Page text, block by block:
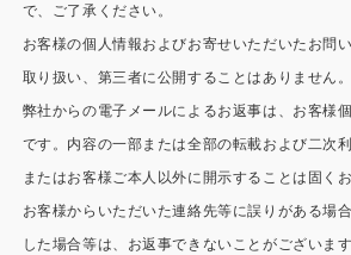
店舗
勉強部屋・子供部屋
休憩室・喫煙室
よくあ
その他
お問い
で、ご了承ください。
お客様の個人情報およびお寄せいただいたお問
取り扱い、第三者に公開することはありません。
弊社からの電子メールによるお返事は、お客様
です。内容の一部または全部の転載および二次利
またはお客様ご本人以外に開示することは固く
お客様からいただいた連絡先等に誤りがある場
した場合等は、お返事できないことがございます